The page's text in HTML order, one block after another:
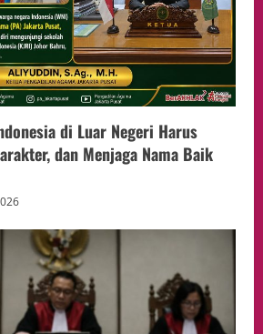
di Luar Negeri Harus
dan Menjaga Nama Baik